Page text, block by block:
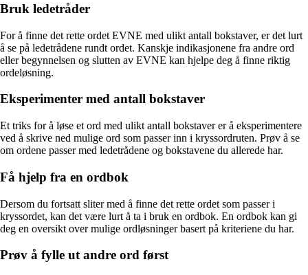
Bruk ledetråder
For å finne det rette ordet EVNE med ulikt antall bokstaver, er det lurt
å se på ledetrådene rundt ordet. Kanskje indikasjonene fra andre ord
eller begynnelsen og slutten av EVNE kan hjelpe deg å finne riktig
ordeløsning.
Eksperimenter med antall bokstaver
Et triks for å løse et ord med ulikt antall bokstaver er å eksperimentere
ved å skrive ned mulige ord som passer inn i kryssordruten. Prøv å se
om ordene passer med ledetrådene og bokstavene du allerede har.
Få hjelp fra en ordbok
Dersom du fortsatt sliter med å finne det rette ordet som passer i
kryssordet, kan det være lurt å ta i bruk en ordbok. En ordbok kan gi
deg en oversikt over mulige ordløsninger basert på kriteriene du har.
Prøv å fylle ut andre ord først